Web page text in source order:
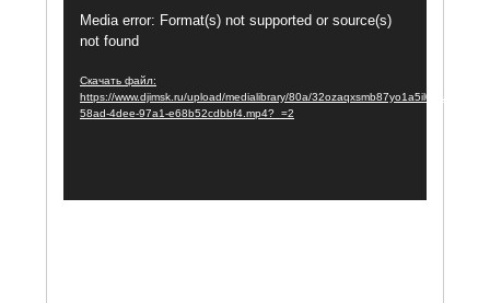
Media error: Format(s) not supported or source(s)
not found
Скачать файл:
https://www.djimsk.ru/upload/medialibrary/80a/
58ad-4dee-97a1-e68b52cdbbf4.mp4?_=2